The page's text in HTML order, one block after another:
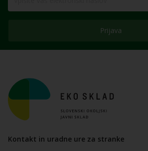
Prijava
Kontakt in uradne ure za stranke